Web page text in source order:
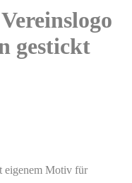
gestickt